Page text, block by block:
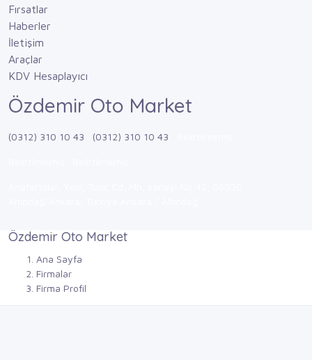
Fırsatlar
Haberler
İletişim
Araçlar
KDV Hesaplayıcı
Özdemir Oto Market
(0312) 310 10 43 (0312) 310 10 43
Özdemir Oto Market
Ana Sayfa
Firmalar
Firma Profil